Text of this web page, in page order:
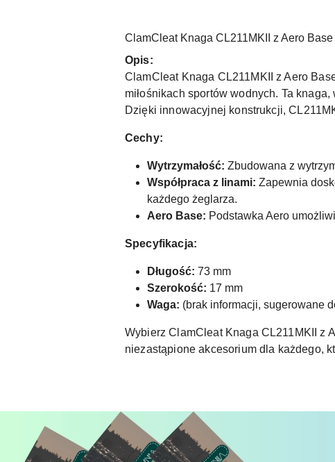
ClamCleat Knaga CL211MKII z Aero Base
Opis:
ClamCleat Knaga CL211MKII z Aero
miłośnikach sportów wodnych. Ta
Dzięki innowacyjnej konstrukcji,
Cechy:
Wytrzymałość: Zbudowana z
Współpraca z linami: Zapewnia
każdego żeglarza.
Aero Base: Podstawka Aero
Specyfikacja:
Długość: 73 mm
Szerokość: 17 mm
Waga: (brak informacji, sugerowane
Wybierz ClamCleat Knaga CL211MKII z
niezastąpione akcesorium dla każdego,